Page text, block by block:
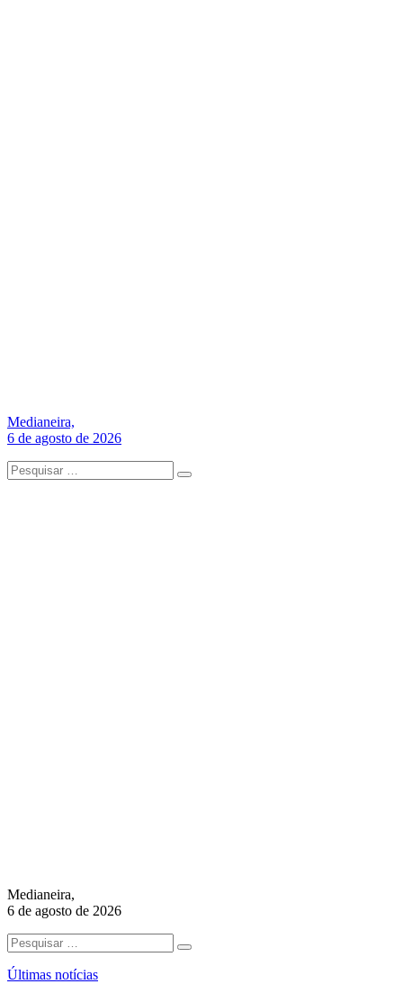
Medianeira,
6 de agosto de 2026
Medianeira,
6 de agosto de 2026
Últimas notícias